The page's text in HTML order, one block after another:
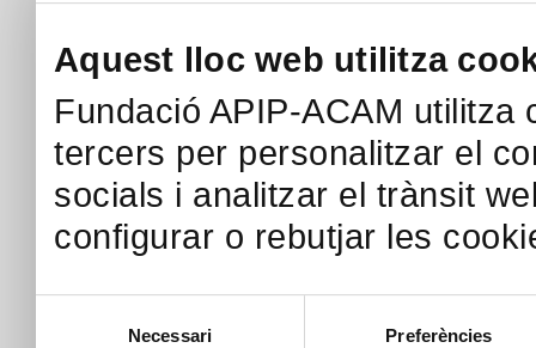
Aquest lloc web utilitza
Fundació APIP-ACAM
tercers per personalitzar el
socials i analitzar el trànsit
configurar o rebutjar les
Necessari Preferències